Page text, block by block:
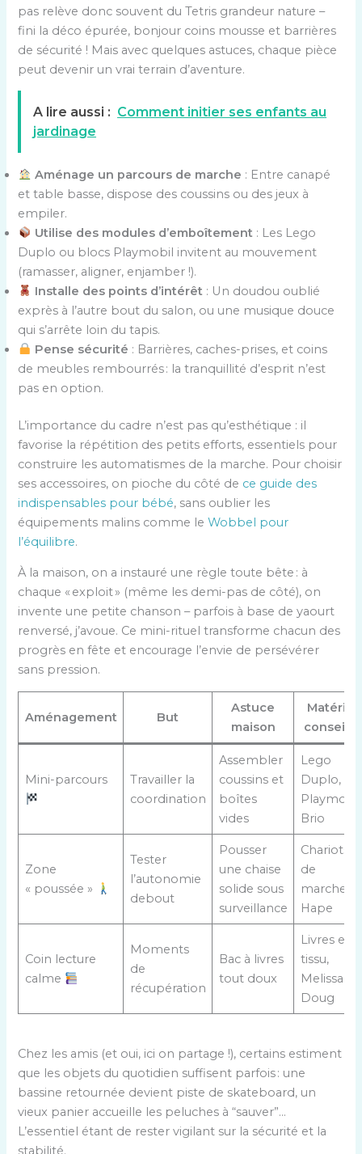
pas relève donc souvent du Tetris grandeur nature –
fini la déco épurée, bonjour coins mousse et barrières
de sécurité ! Mais avec quelques astuces, chaque pièce
peut devenir un vrai terrain d’aventure.
A lire aussi : Comment initier ses enfants au
jardinage
Aménage un parcours de marche : Entre canapé
et table basse, dispose des coussins ou des jeux à
empiler.
Utilise des modules d’emboîtement : Les Lego
Duplo ou blocs Playmobil invitent au mouvement
(ramasser, aligner, enjamber !).
Installe des points d’intérêt : Un doudou oublié
exprès à l’autre bout du salon, ou une musique douce
qui s’arrête loin du tapis.
Pense sécurité : Barrières, caches-prises, et coins
de meubles rembourrés : la tranquillité d’esprit n’est
pas en option.
L’importance du cadre n’est pas qu’esthétique : il
favorise la répétition des petits efforts, essentiels pour
construire les automatismes de la marche. Pour choisir
ses accessoires, on pioche du côté de ce guide des
indispensables pour bébé, sans oublier les
équipements malins comme leWobbel pour
l’équilibre.
À la maison, on a instauré une règle toute bête : à
chaque « exploit » (même les demi-pas de côté), on
invente une petite chanson – parfois à base de yaourt
renversé, j’avoue. Ce mini-rituel transforme chacun des
progrès en fête et encourage l’envie de persévérer
sans pression.
Aménagement But
Astuce
maison
Matériel
conseillé
Mini-parcours
Travailler la
coordination
Assembler
coussins et
boîtes
vides
Lego
Duplo,
Brio
Zone
« poussée »
Tester
l’autonomie
debout
Pousser
une chaise
solide sous
surveillance
Chariots
de
marche,
Hape
Coin lecture
calme
Moments
de
récupération
Bac à livres
tout doux
Livres en
tissu,
Melissa &
Doug
Chez les amis (et oui, ici on partage !), certains estiment
que les objets du quotidien suffisent parfois : une
bassine retournée devient piste de skateboard, un
vieux panier accueille les peluches à “sauver”…
L’essentiel étant de rester vigilant sur la sécurité et la
stabilité.